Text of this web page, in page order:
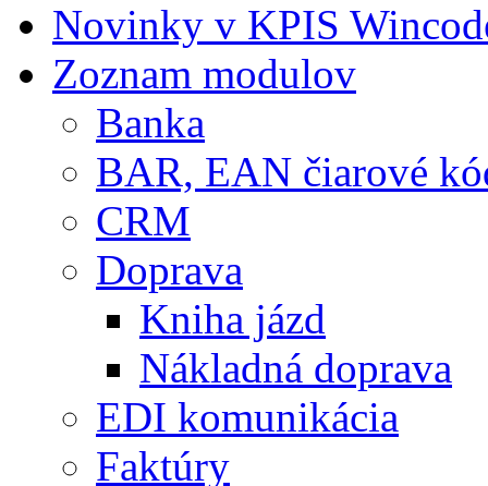
Novinky v KPIS
Zoznam modulov
Banka
BAR, EAN čiarové
CRM
Doprava
Kniha jázd
Nákladná doprava
EDI komunikácia
Faktúry